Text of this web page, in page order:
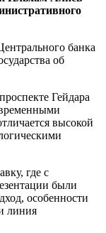
банка
об
Гейдара
высокой
где с
были
особенности
линия